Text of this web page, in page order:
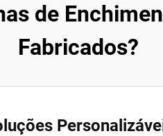
de
Fabricados?